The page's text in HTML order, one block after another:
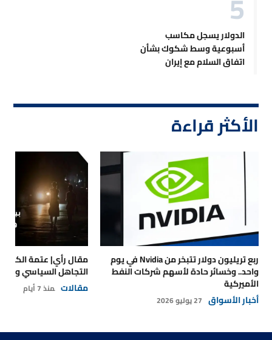
الدولار يسجل مكاسب
أسبوعية وسط شكوك بشأن
اتفاق السلام مع إيران
الأكثر قراءة
ربع تريليون دولار تتبخر من Nvidia في يوم
واحد.. وخسائر حادة لأسهم شركات النفط
الأميركية
أخبار الأسواق 27 يوليو 2026
مقال رأي| عتمة
التجاهل السياسي
مقالات منذ 7 أيام